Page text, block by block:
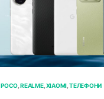
POCO REALME XIAOMI ТЕЛЕФОНИ